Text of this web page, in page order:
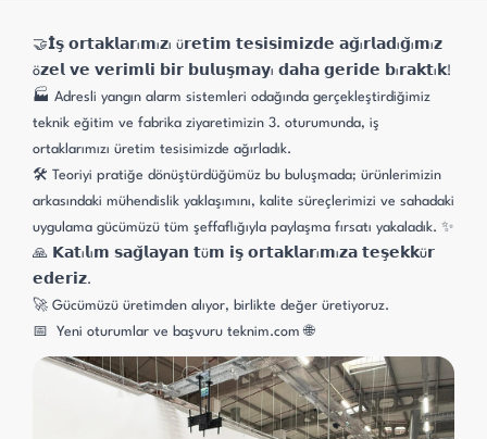
🤝𝗜̇𝘀̧ 𝗼𝗿𝘁𝗮𝗸𝗹𝗮𝗿ı𝗺ı𝘇ı ü𝗿𝗲𝘁𝗶𝗺 𝘁𝗲𝘀𝗶𝘀𝗶𝗺𝗶𝘇𝗱𝗲 𝗮𝗴̆ı𝗿𝗹𝗮𝗱ı𝗴̆ı𝗺ı𝘇
ö𝘇𝗲𝗹 𝘃𝗲 𝘃𝗲𝗿𝗶𝗺𝗹𝗶 𝗯𝗶𝗿 𝗯𝘂𝗹𝘂𝘀̧𝗺𝗮𝘆ı 𝗱𝗮𝗵𝗮 𝗴𝗲𝗿𝗶𝗱𝗲 𝗯ı𝗿𝗮𝗸𝘁ı𝗸!
🏭 Adresli yangın alarm sistemleri odağında gerçekleştirdiğimiz
teknik eğitim ve fabrika ziyaretimizin 3. oturumunda, iş
ortaklarımızı üretim tesisimizde ağırladık.
🛠️ Teoriyi pratiğe dönüştürdüğümüz bu buluşmada; ürünlerimizin
arkasındaki mühendislik yaklaşımını, kalite süreçlerimizi ve sahadaki
uygulama gücümüzü tüm şeffaflığıyla paylaşma fırsatı yakaladık. ✨
🙏 𝗞𝗮𝘁ı𝗹ı𝗺 𝘀𝗮𝗴̆𝗹𝗮𝘆𝗮𝗻 𝘁ü𝗺 𝗶𝘀̧ 𝗼𝗿𝘁𝗮𝗸𝗹𝗮𝗿ı𝗺ı𝘇𝗮 𝘁𝗲𝘀̧𝗲𝗸𝗸ü𝗿
𝗲𝗱𝗲𝗿𝗶𝘇.
🚀 Gücümüzü üretimden alıyor, birlikte değer üretiyoruz.
📅
Yeni oturumlar ve başvuru teknim.com 🌐